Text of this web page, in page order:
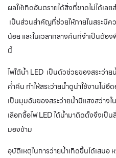
ผลให้เกิดอันตรายได้สิ่งที่ขาดไม่ได้เล
เป็นส่วนสำคัญที่ช่วยให้ภายในสระมีค
น้อย และในเวลากลางคืนที่จำเป็นต้
นี้
ไฟใต้น้ำ LED เป็นตัวช่วยของสระว่า
ค่ำคืน ทำให้สระว่ายน้ำดูน่าใช้งานไ
เป็นมุมอับของสระว่ายน้ำมีแสงสว่าง
เลือกซื้อไฟ LED ใต้น้ำมาติดตั้งจึงเป็
มองข้าม
อุบัติเหตุในการว่ายน้ำเกิดขึ้นได้เสมอ